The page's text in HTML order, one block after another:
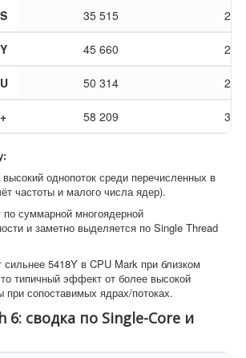
35 515 2
45 660 2
50 314 2
58 209 3
однопоток среди перечисленных в
частоты и малого числа ядер).
по суммарной многоядерной
и заметно выделяется по Single Thread
сильнее 5418Y в CPU Mark при близком
типичный эффект от более высокой
при сопоставимых ядрах/потоках.
6: сводка по Single-Core и